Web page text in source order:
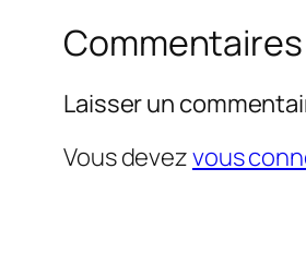
Commentaires
Laisser un
Vous devezvous